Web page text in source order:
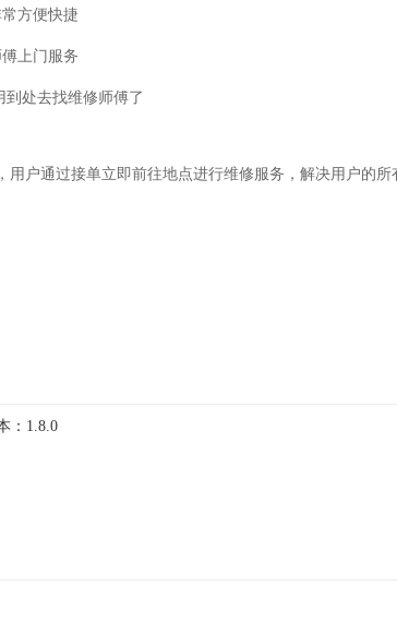
方便快捷
上门服务
处去找维修师傅了
户通过接单立即前往地点进行维修服务，解决用户的所
： 1.8.0